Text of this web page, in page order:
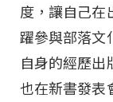
度，讓自己在
躍參與部落文
自身的經歷出
也在新書發表